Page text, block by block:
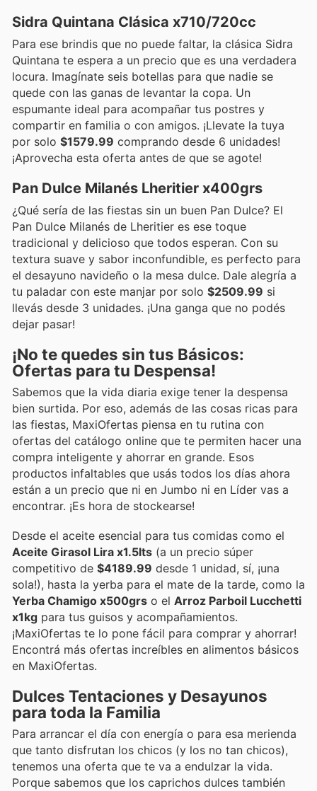
Sidra Quintana Clásica x710/720cc
Para ese brindis que no puede faltar, la clásica Sidra
Quintana te espera a un precio que es una verdadera
locura. Imagínate seis botellas para que nadie se
quede con las ganas de levantar la copa. Un
espumante ideal para acompañar tus postres y
compartir en familia o con amigos. ¡Llevate la tuya
por solo $1579.99 comprando desde 6 unidades!
¡Aprovecha esta oferta antes de que se agote!
Pan Dulce Milanés Lheritier x400grs
¿Qué sería de las fiestas sin un buen Pan Dulce? El
Pan Dulce Milanés de Lheritier es ese toque
tradicional y delicioso que todos esperan. Con su
textura suave y sabor inconfundible, es perfecto para
el desayuno navideño o la mesa dulce. Dale alegría a
tu paladar con este manjar por solo $2509.99 si
llevás desde 3 unidades. ¡Una ganga que no podés
dejar pasar!
¡No te quedes sin tus Básicos:
Ofertas para tu Despensa!
Sabemos que la vida diaria exige tener la despensa
bien surtida. Por eso, además de las cosas ricas para
las fiestas, MaxiOfertas piensa en tu rutina con
ofertas del catálogo online que te permiten hacer una
compra inteligente y ahorrar en grande. Esos
productos infaltables que usás todos los días ahora
están a un precio que ni en Jumbo ni en Líder vas a
encontrar. ¡Es hora de stockearse!
Desde el aceite esencial para tus comidas como el
Aceite Girasol Lira x1.5lts (a un precio súper
competitivo de $4189.99 desde 1 unidad, sí, ¡una
sola!), hasta la yerba para el mate de la tarde, como la
Yerba Chamigo x500grs o el Arroz Parboil Lucchetti
x1kg para tus guisos y acompañamientos.
¡MaxiOfertas te lo pone fácil para comprar y ahorrar!
Encontrá más ofertas increíbles en alimentos básicos
en MaxiOfertas.
Dulces Tentaciones y Desayunos
para toda la Familia
Para arrancar el día con energía o para esa merienda
que tanto disfrutan los chicos (y los no tan chicos),
tenemos una oferta que te va a endulzar la vida.
Porque sabemos que los caprichos dulces también